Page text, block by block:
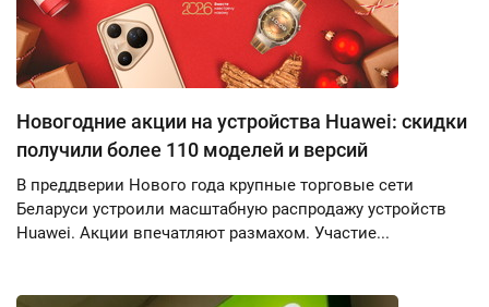
Новогодние акции на устройства Huawei: скидки
получили более 110 моделей и версий
В преддверии Нового года крупные торговые сети
Беларуси устроили масштабную распродажу устройств
Huawei. Акции впечатляют размахом. Участие...